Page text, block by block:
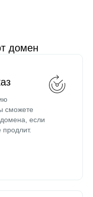
домен
сможете
если